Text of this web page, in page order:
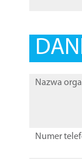
Nazwa
Numer